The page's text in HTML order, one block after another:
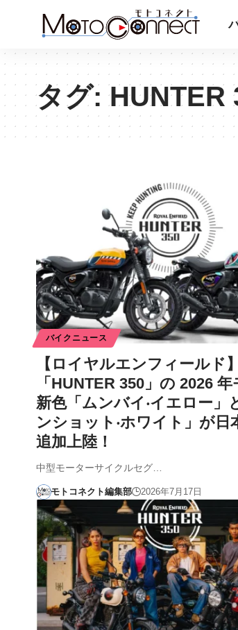
タグ:HUNTER
バイクニュース
【ロイヤルエンフィールド】
「HUNTER 350」の 2026
新⾊「ムンバイ‧イエロー」
ンショット‧ホワイト」が⽇
追加上陸！
中型モーターサイクルセグ…
モトコネクト編集部 2026年7月17日